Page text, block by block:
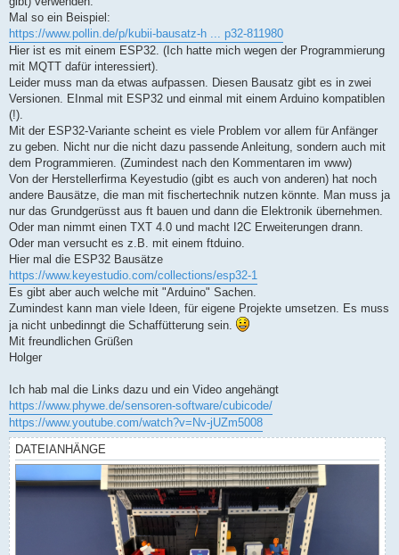
Mal so ein Beispiel:
https://www.pollin.de/p/kubii-bausatz-h ... p32-811980
Hier ist es mit einem ESP32. (Ich hatte mich wegen der Programmierung
mit MQTT dafür interessiert).
Leider muss man da etwas aufpassen. Diesen Bausatz gibt es in zwei
Versionen. EInmal mit ESP32 und einmal mit einem Arduino kompatiblen
(!).
Mit der ESP32-Variante scheint es viele Problem vor allem für Anfänger
zu geben. Nicht nur die nicht dazu passende Anleitung, sondern auch mit
dem Programmieren. (Zumindest nach den Kommentaren im www)
Von der Herstellerfirma Keyestudio (gibt es auch von anderen) hat noch
andere Bausätze, die man mit fischertechnik nutzen könnte. Man muss ja
nur das Grundgerüsst aus ft bauen und dann die Elektronik übernehmen.
Oder man nimmt einen TXT 4.0 und macht I2C Erweiterungen drann.
Oder man versucht es z.B. mit einem ftduino.
Hier mal die ESP32 Bausätze
https://www.keyestudio.com/collections/esp32-1
Es gibt aber auch welche mit "Arduino" Sachen.
Zumindest kann man viele Ideen, für eigene Projekte umsetzen. Es muss
ja nicht unbedinngt die Schaffütterung sein.
Mit freundlichen Grüßen
Holger
Ich hab mal die Links dazu und ein Video angehängt
https://www.phywe.de/sensoren-software/cubicode/
https://www.youtube.com/watch?v=Nv-jUZm5008
DATEIANHÄNGE